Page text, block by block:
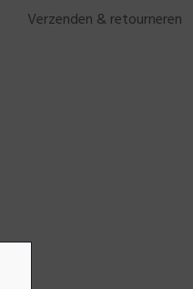
Verzenden & retourneren